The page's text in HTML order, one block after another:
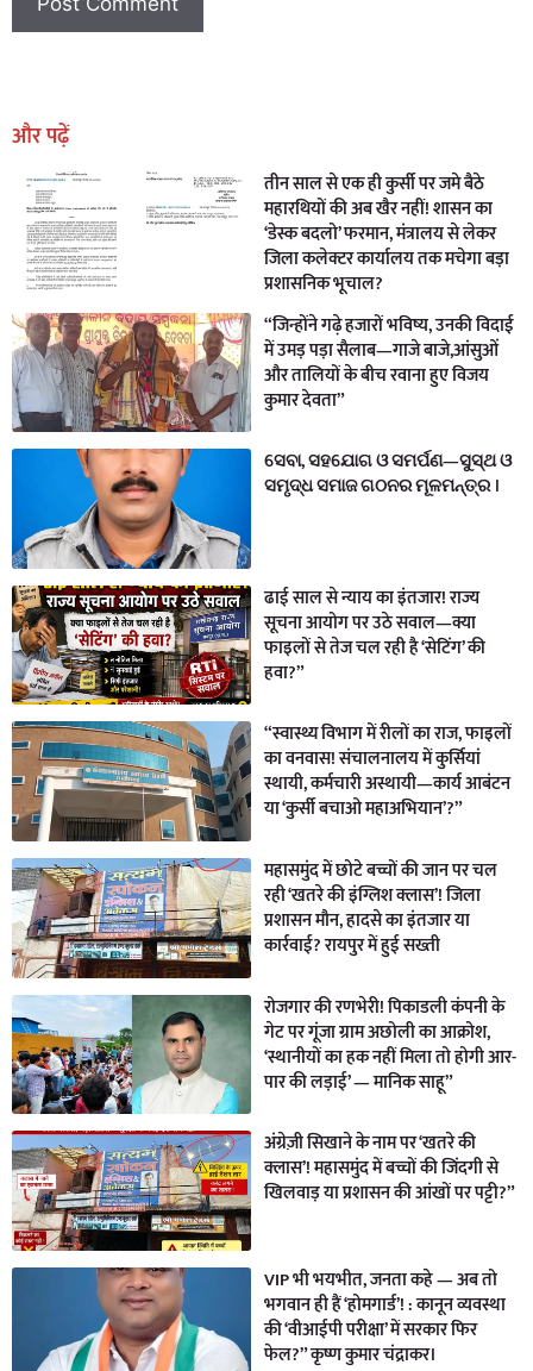
और पढ़ें
तीन साल से एक ही कुर्सी पर जमे बैठे
महारथियों की अब खैर नहीं! शासन का
‘डेस्क बदलो’ फरमान, मंत्रालय से लेकर
जिला कलेक्टर कार्यालय तक मचेगा बड़ा
प्रशासनिक भूचाल?
“जिन्होंने गढ़े हजारों भविष्य, उनकी विदाई
में उमड़ पड़ा सैलाब—गाजे बाजे,आंसुओं
और तालियों के बीच रवाना हुए विजय
कुमार देवता”
ସେବା, ସହଯୋଗ ଓ ସମର୍ପଣ—ସୁସ୍ଥ ଓ
ସମୃଦ୍ଧ ସମାଜ ଗଠନର ମୂଳମନ୍ତ୍ର ।
ढाई साल से न्याय का इंतजार! राज्य
सूचना आयोग पर उठे सवाल—क्या
फाइलों से तेज चल रही है ‘सेटिंग’ की
हवा?”
“स्वास्थ्य विभाग में रीलों का राज, फाइलों
का वनवास! संचालनालय में कुर्सियां
स्थायी, कर्मचारी अस्थायी—कार्य आबंटन
या ‘कुर्सी बचाओ महाअभियान’?”
महासमुंद में छोटे बच्चों की जान पर चल
रही ‘खतरे की इंग्लिश क्लास’! जिला
प्रशासन मौन, हादसे का इंतजार या
कार्रवाई? रायपुर में हुई सख्ती
रोजगार की रणभेरी! पिकाडली कंपनी के
गेट पर गूंजा ग्राम अछोली का आक्रोश,
‘स्थानीयों का हक नहीं मिला तो होगी आर-
पार की लड़ाई’ — मानिक साहू”
अंग्रेज़ी सिखाने के नाम पर ‘खतरे की
क्लास’! महासमुंद में बच्चों की जिंदगी से
खिलवाड़ या प्रशासन की आंखों पर पट्टी?”
VIP भी भयभीत, जनता कहे — अब तो
भगवान ही हैं ‘होमगार्ड’! : कानून व्यवस्था
की ‘वीआईपी परीक्षा’ में सरकार फिर
फेल?” कृष्ण कुमार चंद्राकर।